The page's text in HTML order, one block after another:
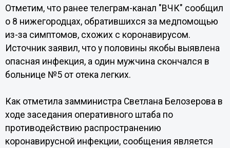
Отметим, что ранее телеграм-канал "ВЧК" сообщил
о 8 нижегородцах, обратившихся за медпомощью
из-за симптомов, схожих с коронавирусом.
Источник заявил, что у половины якобы выявлена
опасная инфекция, а один мужчина скончался в
больнице №5 от отека легких.
Как отметила замминистра Светлана Белозерова в
ходе заседания оперативного штаба по
противодействию распространению
коронавирусной инфекции, сообщения является